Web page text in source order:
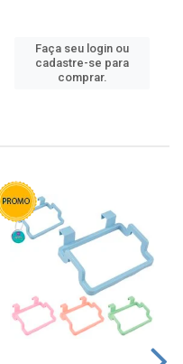
Faça seu login ou
cadastre-se para
comprar.